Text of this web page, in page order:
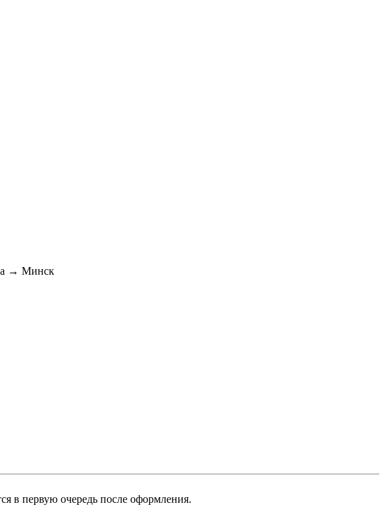
→ Минск
в первую очередь после оформления.